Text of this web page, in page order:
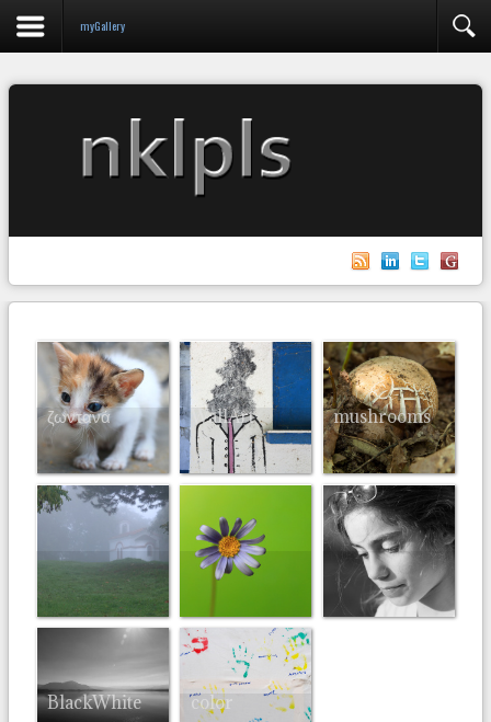
myGallery
ζωντανά WallArt mushrooms
BlackWhite color